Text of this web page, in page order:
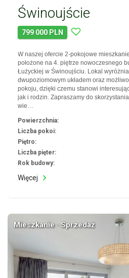
Świnoujście
799 000 PLN
W naszej ofercie 2-pokojowe
położone na 4. piętrze nowoczesnego
Łużyckiej w Świnoujściu. Lokal
dwupoziomowym układem oraz
pokoju, dzięki czemu stanowi
jak i rodzin. Zapraszamy do
wie…
Powierzchnia:
Liczba pokoi:
Piętro:
Liczba pięter:
Rok budowy:
Więcej
Mieszkanie · Sprzedaż